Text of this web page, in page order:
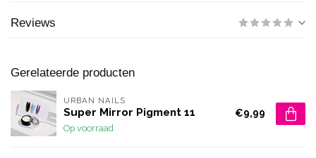
Reviews
Gerelateerde producten
URBAN NAILS
Super Mirror Pigment 11
Op voorraad
€9,99